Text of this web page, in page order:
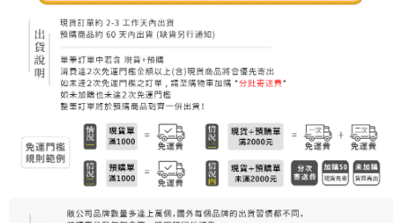
每筆NT$80，滿NT$999(含以上)免運費
7-11取貨付款
每筆NT$80，滿NT$999(含以上)免運費
7-11純取貨 (先付款
每筆NT$80，滿NT$999(含以上)免運費
每筆NT$100，滿NT$999(含以上)免運費